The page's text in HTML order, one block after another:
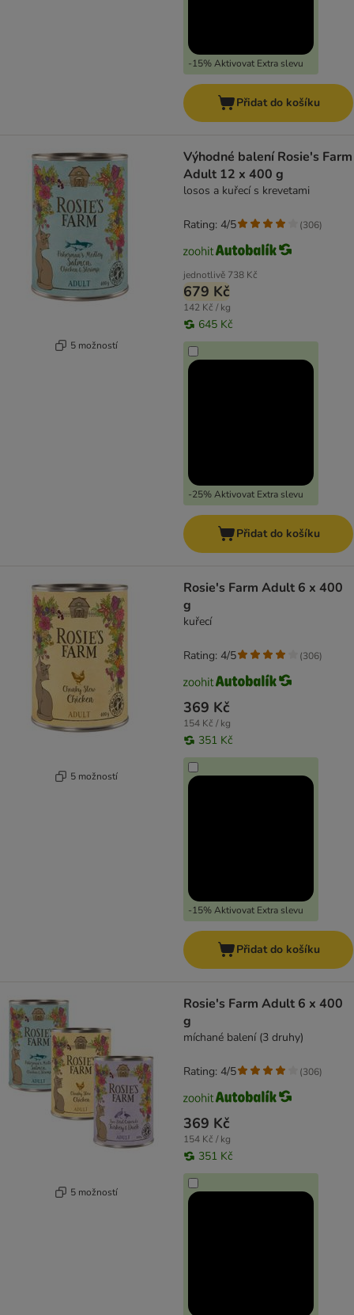
-15% Aktivovat Extra slevu
Přidat do košíku
5 možností
Výhodné balení Rosie's Farm
Adult 12 x 400 g
losos a kuřecí s krevetami
jednotlivě 738 Kč
679 Kč
142 Kč / kg
645 Kč
-25% Aktivovat Extra slevu
Rating: 4/5 (306)
Přidat do košíku
5 možností
Rosie's Farm Adult 6 x 400
g
kuřecí
369 Kč
154 Kč / kg
351 Kč
-15% Aktivovat Extra slevu
Rating: 4/5 (306)
Přidat do košíku
5 možností
Rosie's Farm Adult 6 x 400
g
míchané balení (3 druhy)
369 Kč
154 Kč / kg
351 Kč
Rating: 4/5 (306)